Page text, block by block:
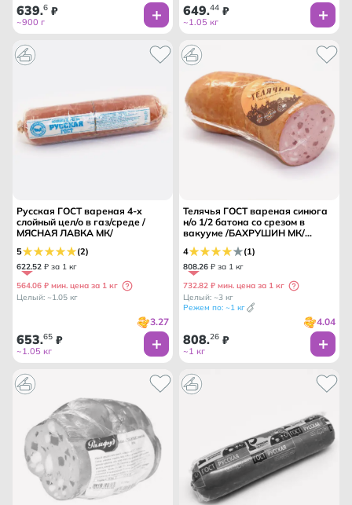
639.6 ₽
~900 г
649.44 ₽
~1.05 кг
Русская ГОСТ вареная 4-х
слойный цел/о в газ/среде /
МЯСНАЯ ЛАВКА МК/
5 (2)
622.52 ₽ за 1 кг
564.06 ₽ мин. цена за 1 кг
Целый: ~1.05 кг
3.27
653.65 ₽
~1.05 кг
Телячья ГОСТ вареная синюга
н/о 1/2 батона со срезом в
вакууме /БАХРУШИН МК/
ГРОССШЕФ ТМ/
4 (1)
808.26 ₽ за 1 кг
732.82 ₽ мин. цена за 1 кг
Целый: ~3 кг
Режем по: ~1 кг
4.04
808.26 ₽
~1 кг